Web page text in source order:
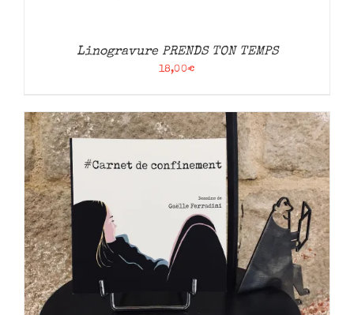
Linogravure PRENDS TON TEMPS
18,00€